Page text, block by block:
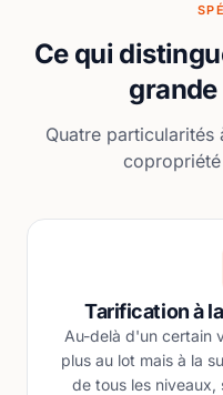
Ce qui
Quatre
Tarification à
Au-delà d'un certain
plus au lot mais à la
de tous les niveaux,